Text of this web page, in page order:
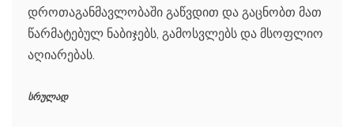
დროთაგანმავლობაში გაწვდით და გაცნობთ მათ
წარმატებულ ნაბიჯებს, გამოსვლებს და მსოფლიო
აღიარებას.
სრულად